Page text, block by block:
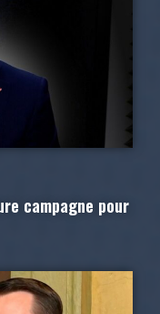
campagne pour